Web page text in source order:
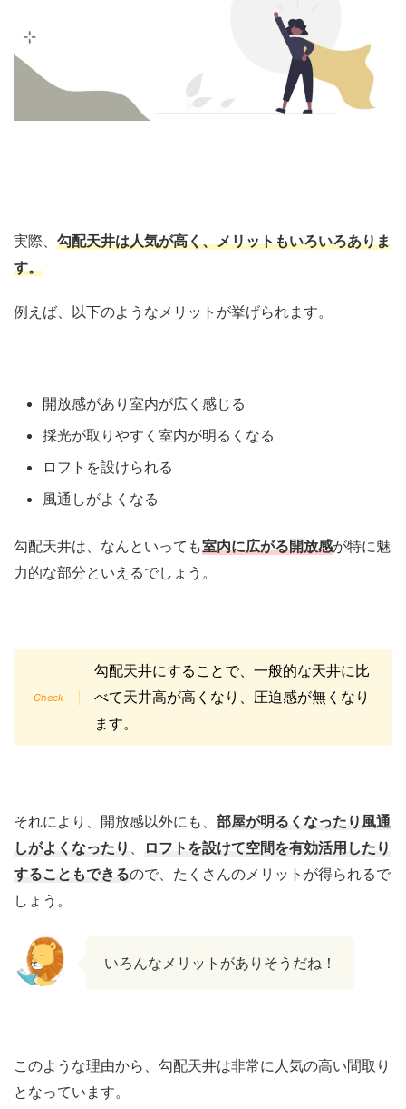
実際、 勾配天井は人気が高く、メリットもいろいろありま
す。
例えば、以下のようなメリットが挙げられます。
開放感があり室内が広く感じる
採光が取りやすく室内が明るくなる
ロフトを設けられる
風通しがよくなる
勾配天井は、なんといっても室内に広がる開放感が特に魅
力的な部分といえるでしょう。
勾配天井にすることで、一般的な天井に比
べて天井高が高くなり、圧迫感が無くなり
ます。
それにより、開放感以外にも、 部屋が明るくなったり風通
しがよくなったり 、
ロフトを設けて空間を有効活用したり
することもできるので、たくさんのメリットが得られるで
しょう。
いろんなメリットがありそうだね！
このような理由から、勾配天井は非常に人気の高い間取り
となっています。